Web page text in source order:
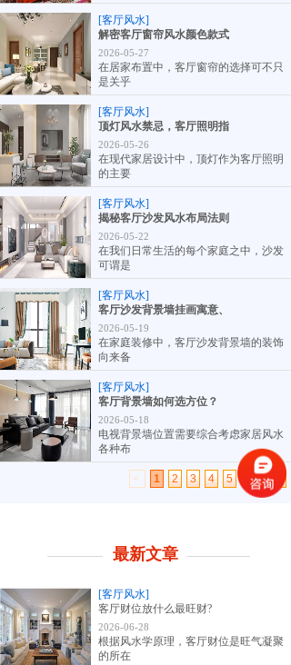
[客厅风水]
解密客厅窗帘风水颜色款式
2026-05-27
在居家布置中，客厅窗帘的选择可不只
是关乎
[客厅风水]
顶灯风水禁忌，客厅照明指
2026-05-26
在现代家居设计中，顶灯作为客厅照明
的主要
[客厅风水]
揭秘客厅沙发风水布局法则
2026-05-22
在我们日常生活的每个家庭之中，沙发
可谓是
[客厅风水]
客厅沙发背景墙挂画寓意、
2026-05-19
在家庭装修中，客厅沙发背景墙的装饰
向来备
[客厅风水]
客厅背景墙如何选方位？
2026-05-18
电视背景墙位置需要综合考虑家居风水
各种布
< 1 2 3 4 5 ... 6
最新文章
[客厅风水]
客厅财位放什么最旺财?
2026-06-28
根据风水学原理，客厅财位是旺气凝聚
的所在